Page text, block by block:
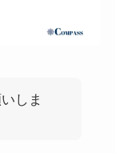
しま